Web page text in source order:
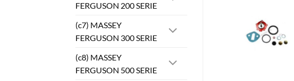
FERGUSON 200 SERIE
(c7) MASSEY
FERGUSON 300 SERIE
(c8) MASSEY
FERGUSON 500 SERIE